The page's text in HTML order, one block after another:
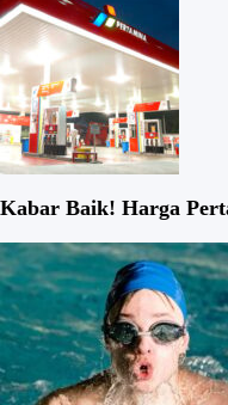
Kabar Baik! Harga